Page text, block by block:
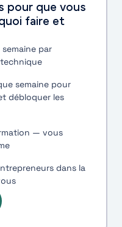
pour que vous
faire et
par
semaine pour
débloquer les
— vous
dans la